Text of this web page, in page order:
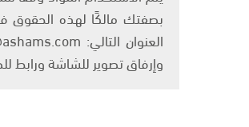
بصفتك مالكًا لهذه الحقوق
وإرفاق تصوير للشاشة